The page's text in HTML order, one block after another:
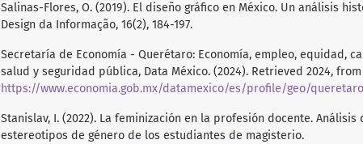
Salinas-Flores, O. (2019). El diseño gráfico en México. Un análisis
Design da Informação, 16(2), 184-197.
Secretaría de Economía - Querétaro: Economía, empleo, equidad,
salud y seguridad pública, Data México. (2024). Retrieved 2024, from
https://www.economia.gob.mx/datamexico/es/profile/geo/
Stanislav, I. (2022). La feminización en la profesión docente.
estereotipos de género de los estudiantes de magisterio.